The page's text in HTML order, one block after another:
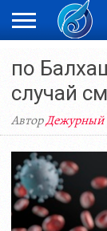
ЖАҢАЛЫҚТАР
НОВОСТИ
ВИДЕО
ОРКЕН
по
случай
АвторДежурный